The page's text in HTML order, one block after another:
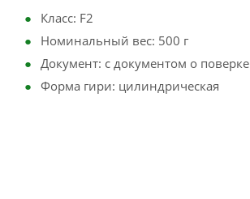
Класс: F2
Номинальный вес: 500 г
Документ: с документом о поверке
Форма гири: цилиндрическая